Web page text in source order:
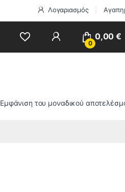
Λογαριασμός
0
0,00€
Εμφάνιση του μοναδικού